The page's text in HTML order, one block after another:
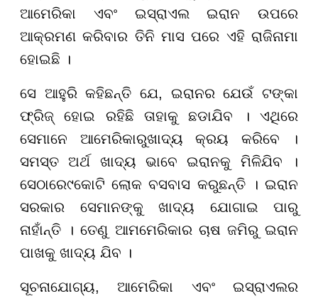
ଆମେରିକା ଏବଂ ଇସ୍ରାଏଲ ଇରାନ ଉପରେ
ଆକ୍ରମଣ କରିବାର ତିନି ମାସ ପରେ ଏହି ରାଜିନାମା
ହୋଇଛି ।
ସେ ଆହୁରି କହିଛନ୍ତି ଯେ, ଇରାନର ଯେଉଁ ଟଙ୍କା
ଫ୍ରିଜ୍ ହୋଇ ରହିଛି ତାହାକୁ ଛଡାଯିବ । ଏଥିରେ
ସେମାନେ ଆମେରିକାରୁଖାଦ୍ୟ କ୍ରୟ କରିବେ ।
ସମସ୍ତ ଅର୍ଥ ଖାଦ୍ୟ ଭାବେ ଇରାନକୁ ମିଳିଯିବ ।
ସେଠାରେ୯କୋଟି ଲୋକ ବସବାସ କରୁଛନ୍ତି । ଇରାନ
ସରକାର ସେମାନଙ୍କୁ ଖାଦ୍ୟ ଯୋଗାଇ ପାରୁ
ନାହାଁନ୍ତି । ତେଣୁ ଆମମେରିକାର ଚାଷ ଜମିରୁ ଇରାନ
ପାଖକୁ ଖାଦ୍ୟ ଯିବ ।
ସୂଚନାଯୋଗ୍ୟ, ଆମେରିକା ଏବଂ ଇସ୍ରାଏଲର